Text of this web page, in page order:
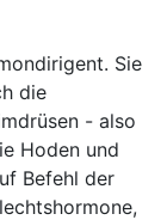
Sie
die
- also
Hoden und
Befehl der